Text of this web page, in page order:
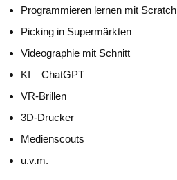
Programmieren lernen mit Scratch
Picking in Supermärkten
Videographie mit Schnitt
KI – ChatGPT
VR-Brillen
3D-Drucker
Medienscouts
u.v.m.